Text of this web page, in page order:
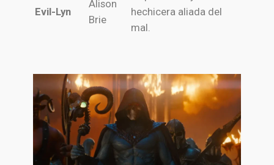
Evil-Lyn
Alison
Brie
hechicera aliada del
mal.